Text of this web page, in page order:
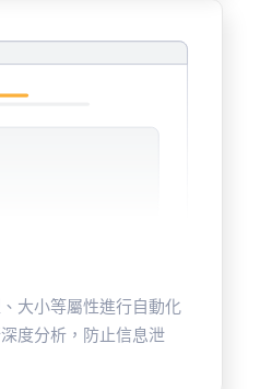
大小等屬性進行自動化
度分析，防止信息泄